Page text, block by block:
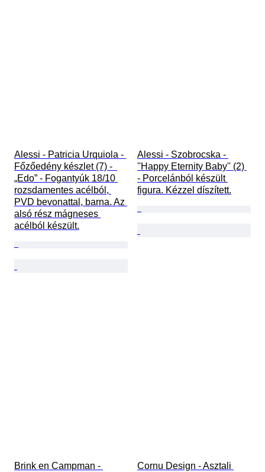
Alessi - Patricia Urquiola -
Főzőedény készlet (7) -
„Edo” - Fogantyúk 18/10
rozsdamentes acélból,
PVD bevonattal, barna. Az
alsó rész mágneses
acélból készült.
Alessi - Szobrocska -
''Happy Eternity Baby'' (2)
- Porcelánból készült
figura. Kézzel díszített.
Brink en Campman -
Cornu Design - Asztali